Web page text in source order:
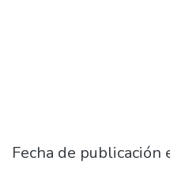
Fecha de publicación